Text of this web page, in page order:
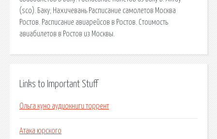
(sco). Баку; Нахичевань Расписание самолетов Москва
Ростов. Расписание авиарейсов в Ростов. Стоимость
авиабилетов в Ростов из Москвы.
Links to Important Stuff
Ольга куно аудиокниги торрент
Атака юрского